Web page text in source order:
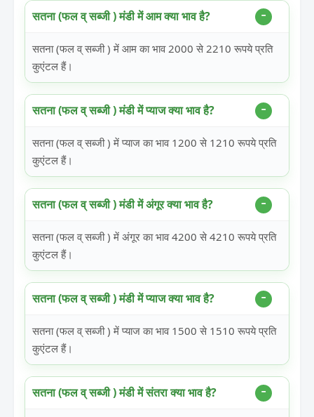
सतना (फल व् सब्जी ) मंडी में आम क्या भाव है?
सतना (फल व् सब्जी ) में आम का भाव 2000 से 2210 रूपये प्रति
कुएंटल हैं।
सतना (फल व् सब्जी ) मंडी में प्याज क्या भाव है?
सतना (फल व् सब्जी ) में प्याज का भाव 1200 से 1210 रूपये प्रति
कुएंटल हैं।
सतना (फल व् सब्जी ) मंडी में अंगूर क्या भाव है?
सतना (फल व् सब्जी ) में अंगूर का भाव 4200 से 4210 रूपये प्रति
कुएंटल हैं।
सतना (फल व् सब्जी ) मंडी में प्याज क्या भाव है?
सतना (फल व् सब्जी ) में प्याज का भाव 1500 से 1510 रूपये प्रति
कुएंटल हैं।
सतना (फल व् सब्जी ) मंडी में संतरा क्या भाव है?